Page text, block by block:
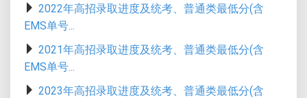
2022年高招录取进度及统考、普通类最低分(含
EMS单号...
2021年高招录取进度及统考、普通类最低分(含
EMS单号...
2023年高招录取进度及统考、普通类最低分(含